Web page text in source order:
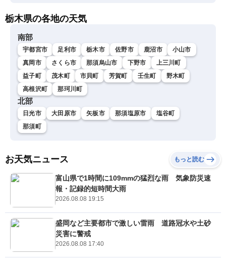
栃木県の各地の天気
南部
宇都宮市 足利市 栃木市 佐野市 鹿沼市
小山市
真岡市
さくら市 那須烏山市 下野市
上三川町
益子町
茂木町 市貝町 芳賀町 壬生町
野木町
高根沢町
那珂川町
北部
日光市 大田原市 矢板市 那須塩原市
塩谷町
那須町
お天気ニュース もっと読む
富山県で1時間に109mmの猛烈な雨 気象防災速
報・記録的短時間大雨
2026.08.08 19:15
盛岡など主要都市で激しい雷雨 道路冠水や土砂
災害に警戒
2026.08.08 17:40